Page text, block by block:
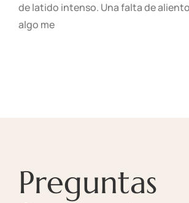
de latido intenso. Una falta de
algo me
Preguntas